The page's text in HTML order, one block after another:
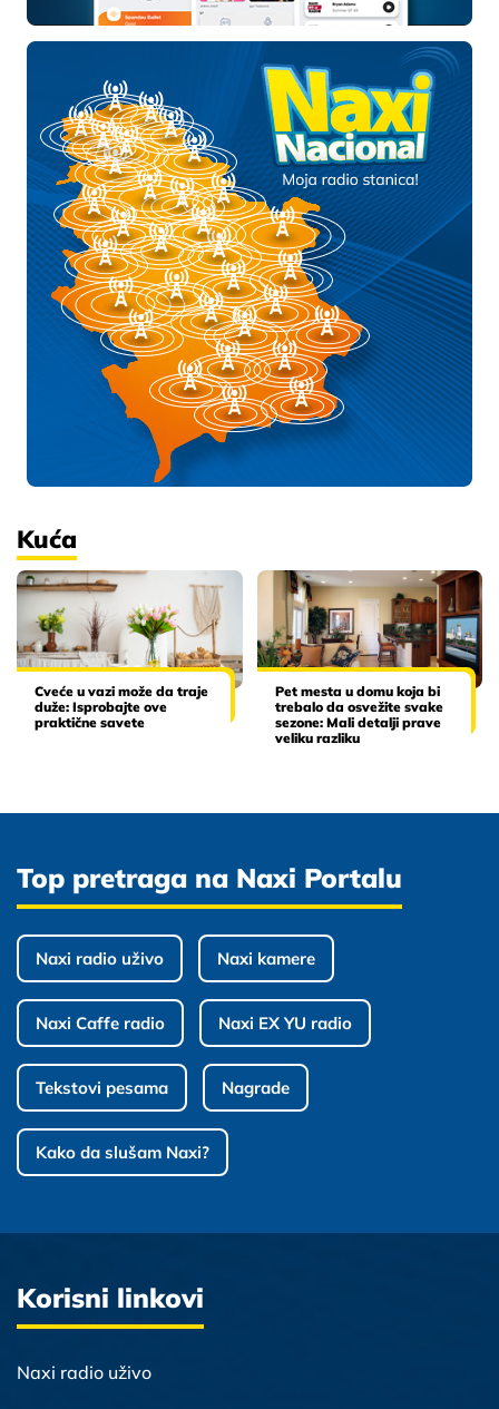
Kuća
Cveće u vazi može da traje
duže: Isprobajte ove
praktične savete
Pet mesta u domu koja bi
trebalo da osvežite svake
sezone: Mali detalji prave
veliku razliku
Top pretraga na Naxi Portalu
Naxi radio uživo Naxi kamere
Naxi Caffe radio Naxi EX YU radio
Tekstovi pesama Nagrade
Kako da slušam Naxi?
Korisni linkovi
Naxi radio uživo